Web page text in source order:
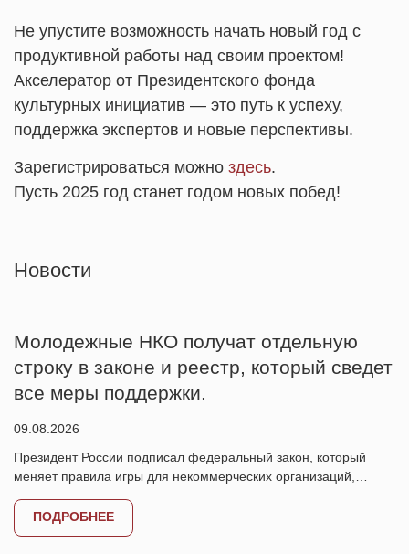
Не упустите возможность начать новый год с
продуктивной работы над своим проектом!
Акселератор от Президентского фонда
культурных инициатив — это путь к успеху,
поддержка экспертов и новые перспективы.
Зарегистрироваться можно здесь.
Пусть 2025 год станет годом новых побед!
Новости
Молодежные НКО получат отдельную
строку в законе и реестр, который сведет
все меры поддержки.
09.08.2026
Президент России подписал федеральный закон, который
меняет правила игры для некоммерческих организаций,…
ПОДРОБНЕЕ